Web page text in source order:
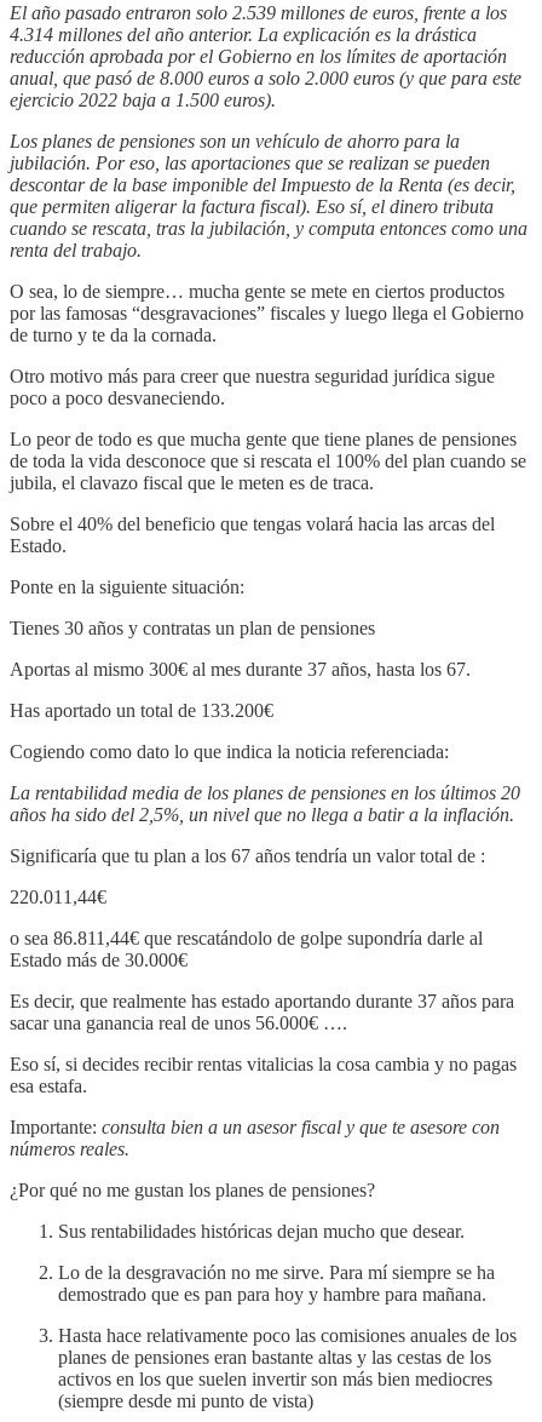
El año pasado entraron solo 2.539 millones de euros, frente a los
4.314 millones del año anterior. La explicación es la drástica
reducción aprobada por el Gobierno en los límites de aportación
anual, que pasó de 8.000 euros a solo 2.000 euros (y que para este
ejercicio 2022 baja a 1.500 euros).
Los planes de pensiones son un vehículo de ahorro para la
jubilación. Por eso, las aportaciones que se realizan se pueden
descontar de la base imponible del Impuesto de la Renta (es decir,
que permiten aligerar la factura fiscal). Eso sí, el dinero tributa
cuando se rescata, tras la jubilación, y computa entonces como una
renta del trabajo.
O sea, lo de siempre… mucha gente se mete en ciertos productos
por las famosas “desgravaciones” fiscales y luego llega el Gobierno
de turno y te da la cornada.
Otro motivo más para creer que nuestra seguridad jurídica sigue
poco a poco desvaneciendo.
Lo peor de todo es que mucha gente que tiene planes de pensiones
de toda la vida desconoce que si rescata el 100% del plan cuando se
jubila, el clavazo fiscal que le meten es de traca.
Sobre el 40% del beneficio que tengas volará hacia las arcas del
Estado.
Ponte en la siguiente situación:
Tienes 30 años y contratas un plan de pensiones
Aportas al mismo 300€ al mes durante 37 años, hasta los 67.
Has aportado un total de 133.200€
Cogiendo como dato lo que indica la noticia referenciada:
La rentabilidad media de los planes de pensiones en los últimos 20
años ha sido del 2,5%, un nivel que no llega a batir a la inflación.
Significaría que tu plan a los 67 años tendría un valor total de :
220.011,44€
o sea 86.811,44€ que rescatándolo de golpe supondría darle al
Estado más de 30.000€
Es decir, que realmente has estado aportando durante 37 años para
sacar una ganancia real de unos 56.000€ ….
Eso sí, si decides recibir rentas vitalicias la cosa cambia y no pagas
esa estafa.
Importante: consulta bien a un asesor fiscal y que te asesore con
números reales.
¿Por qué no me gustan los planes de pensiones?
Sus rentabilidades históricas dejan mucho que desear.
Lo de la desgravación no me sirve. Para mí siempre se ha
demostrado que es pan para hoy y hambre para mañana.
Hasta hace relativamente poco las comisiones anuales de los
planes de pensiones eran bastante altas y las cestas de los
activos en los que suelen invertir son más bien mediocres
(siempre desde mi punto de vista)